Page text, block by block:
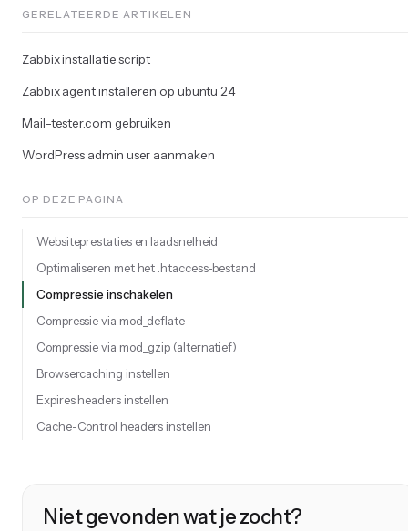
GERELATEERDE ARTIKELEN
Zabbix installatie script
Zabbix agent installeren op ubuntu 24
Mail-tester.com gebruiken
WordPress admin user aanmaken
OP DEZE PAGINA
Websiteprestaties en laadsnelheid
Optimaliseren met het .htaccess-bestand
Compressie inschakelen
Compressie via mod_deflate
Compressie via mod_gzip (alternatief)
Browsercaching instellen
Expires headers instellen
Cache-Control headers instellen
Niet gevonden wat je zocht?